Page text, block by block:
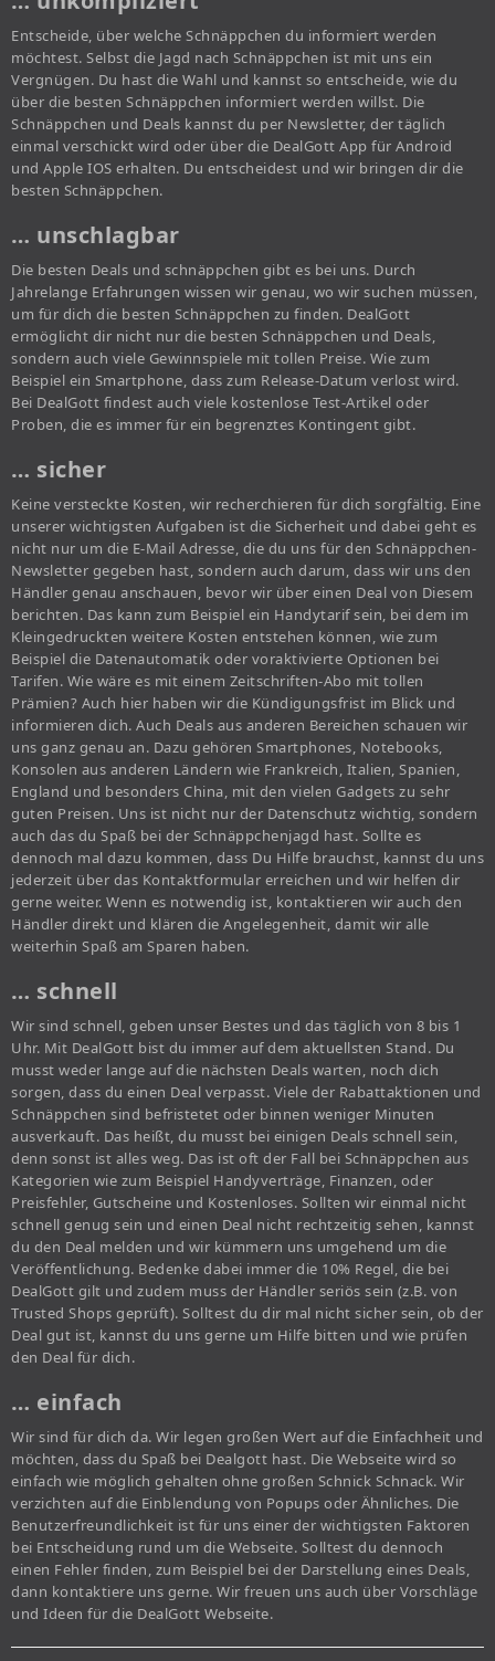
Entscheide, über welche Schnäppchen du informiert werden
möchtest. Selbst die Jagd nach Schnäppchen ist mit uns ein
Vergnügen. Du hast die Wahl und kannst so entscheide, wie du
über die besten Schnäppchen informiert werden willst. Die
Schnäppchen und Deals kannst du per Newsletter, der täglich
einmal verschickt wird oder über die DealGott App für Android
und Apple IOS erhalten. Du entscheidest und wir bringen dir die
besten Schnäppchen.
… unschlagbar
Die besten Deals und schnäppchen gibt es bei uns. Durch
Jahrelange Erfahrungen wissen wir genau, wo wir suchen müssen,
um für dich die besten Schnäppchen zu finden. DealGott
ermöglicht dir nicht nur die besten Schnäppchen und Deals,
sondern auch viele Gewinnspiele mit tollen Preise. Wie zum
Beispiel ein Smartphone, dass zum Release-Datum verlost wird.
Bei DealGott findest auch viele kostenlose Test-Artikel oder
Proben, die es immer für ein begrenztes Kontingent gibt.
… sicher
Keine versteckte Kosten, wir recherchieren für dich sorgfältig. Eine
unserer wichtigsten Aufgaben ist die Sicherheit und dabei geht es
nicht nur um die E-Mail Adresse, die du uns für den Schnäppchen-
Newsletter gegeben hast, sondern auch darum, dass wir uns den
Händler genau anschauen, bevor wir über einen Deal von Diesem
berichten. Das kann zum Beispiel ein Handytarif sein, bei dem im
Kleingedruckten weitere Kosten entstehen können, wie zum
Beispiel die Datenautomatik oder voraktivierte Optionen bei
Tarifen. Wie wäre es mit einem Zeitschriften-Abo mit tollen
Prämien? Auch hier haben wir die Kündigungsfrist im Blick und
informieren dich. Auch Deals aus anderen Bereichen schauen wir
uns ganz genau an. Dazu gehören Smartphones, Notebooks,
Konsolen aus anderen Ländern wie Frankreich, Italien, Spanien,
England und besonders China, mit den vielen Gadgets zu sehr
guten Preisen. Uns ist nicht nur der Datenschutz wichtig, sondern
auch das du Spaß bei der Schnäppchenjagd hast. Sollte es
dennoch mal dazu kommen, dass Du Hilfe brauchst, kannst du uns
jederzeit über das Kontaktformular erreichen und wir helfen dir
gerne weiter. Wenn es notwendig ist, kontaktieren wir auch den
Händler direkt und klären die Angelegenheit, damit wir alle
weiterhin Spaß am Sparen haben.
… schnell
Wir sind schnell, geben unser Bestes und das täglich von 8 bis 1
Uhr. Mit DealGott bist du immer auf dem aktuellsten Stand. Du
musst weder lange auf die nächsten Deals warten, noch dich
sorgen, dass du einen Deal verpasst. Viele der Rabattaktionen und
Schnäppchen sind befristetet oder binnen weniger Minuten
ausverkauft. Das heißt, du musst bei einigen Deals schnell sein,
denn sonst ist alles weg. Das ist oft der Fall bei Schnäppchen aus
Kategorien wie zum Beispiel Handyverträge, Finanzen, oder
Preisfehler, Gutscheine und Kostenloses. Sollten wir einmal nicht
schnell genug sein und einen Deal nicht rechtzeitig sehen, kannst
du den Deal melden und wir kümmern uns umgehend um die
Veröffentlichung. Bedenke dabei immer die 10% Regel, die bei
DealGott gilt und zudem muss der Händler seriös sein (z.B. von
Trusted Shops geprüft). Solltest du dir mal nicht sicher sein, ob der
Deal gut ist, kannst du uns gerne um Hilfe bitten und wie prüfen
den Deal für dich.
… einfach
Wir sind für dich da. Wir legen großen Wert auf die Einfachheit und
möchten, dass du Spaß bei Dealgott hast. Die Webseite wird so
einfach wie möglich gehalten ohne großen Schnick Schnack. Wir
verzichten auf die Einblendung von Popups oder Ähnliches. Die
Benutzerfreundlichkeit ist für uns einer der wichtigsten Faktoren
bei Entscheidung rund um die Webseite. Solltest du dennoch
einen Fehler finden, zum Beispiel bei der Darstellung eines Deals,
dann kontaktiere uns gerne. Wir freuen uns auch über Vorschläge
und Ideen für die DealGott Webseite.